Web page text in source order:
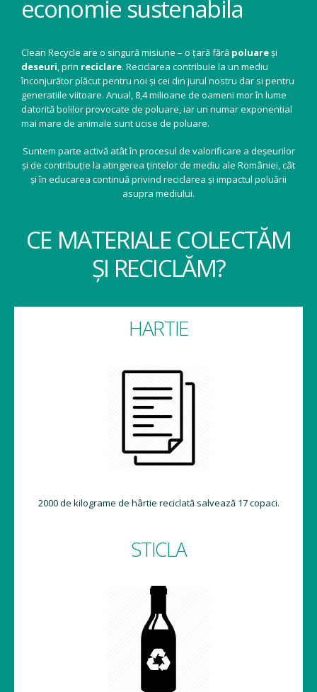
economie sustenabila
Clean Recycle are o singură misiune – o țară fără poluareși
deseuri, prin reciclare. Reciclarea contribuie la un mediu
înconjurător plăcut pentru noi și cei din jurul nostru dar si pentru
generatiile viitoare. Anual, 8,4 milioane de oameni mor în lume
datorită bolilor provocate de poluare, iar un numar exponential
mai mare de animale sunt ucise de poluare.
Suntem parte activă atât în procesul de valorificare a deșeurilor
și de contribuție la atingerea țintelor de mediu ale României, cât
și în educarea continuă privind reciclarea și impactul poluării
asupra mediului.
CE MATERIALE COLECTĂM
ȘI RECICLĂM?
HARTIE
2000 de kilograme de hârtie reciclată salvează 17 copaci.
STICLA